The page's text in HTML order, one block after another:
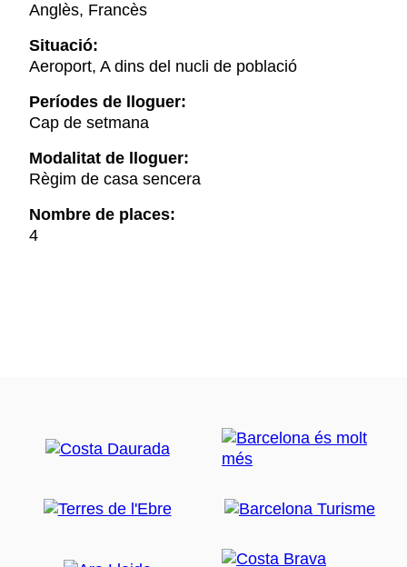
Anglès, Francès
Situació:
Aeroport, A dins del nucli de població
Períodes de lloguer:
Cap de setmana
Modalitat de lloguer:
Règim de casa sencera
Nombre de places:
4